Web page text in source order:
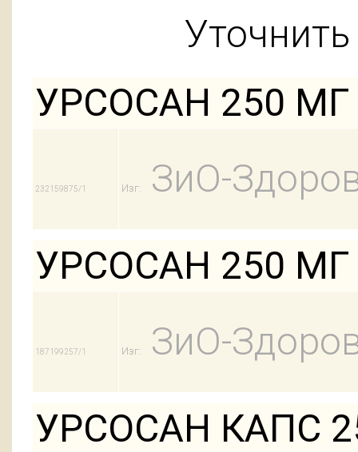
УРСОСАН 250 МГ
232159875/1 Изг:
ЗиО-
УРСОСАН 250 МГ
187199257/1 Изг:
ЗиО-
УРСОСАН КАПС